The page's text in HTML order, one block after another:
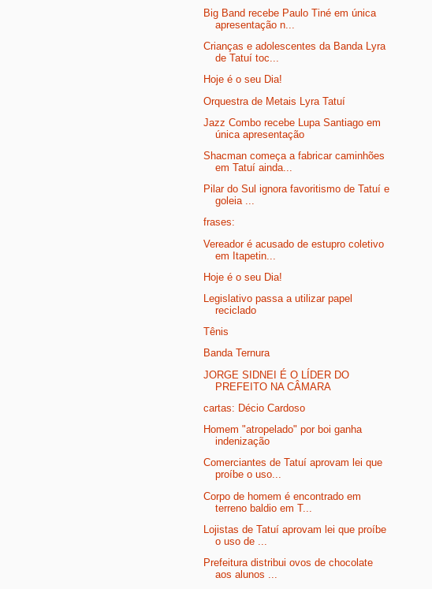
Big Band recebe Paulo Tiné em única
apresentação n...
Crianças e adolescentes da Banda Lyra
de Tatuí toc...
Hoje é o seu Dia!
Orquestra de Metais Lyra Tatuí
Jazz Combo recebe Lupa Santiago em
única apresentação
Shacman começa a fabricar caminhões
em Tatuí ainda...
Pilar do Sul ignora favoritismo de Tatuí e
goleia ...
frases:
Vereador é acusado de estupro coletivo
em Itapetin...
Hoje é o seu Dia!
Legislativo passa a utilizar papel
reciclado
Tênis
Banda Ternura
JORGE SIDNEI É O LÍDER DO
PREFEITO NA CÂMARA
cartas: Décio Cardoso
Homem "atropelado" por boi ganha
indenização
Comerciantes de Tatuí aprovam lei que
proíbe o uso...
Corpo de homem é encontrado em
terreno baldio em T...
Lojistas de Tatuí aprovam lei que proíbe
o uso de ...
Prefeitura distribui ovos de chocolate
aos alunos ...